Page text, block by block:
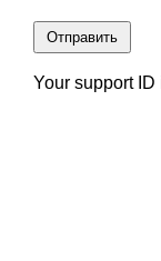
Отправить
Your support